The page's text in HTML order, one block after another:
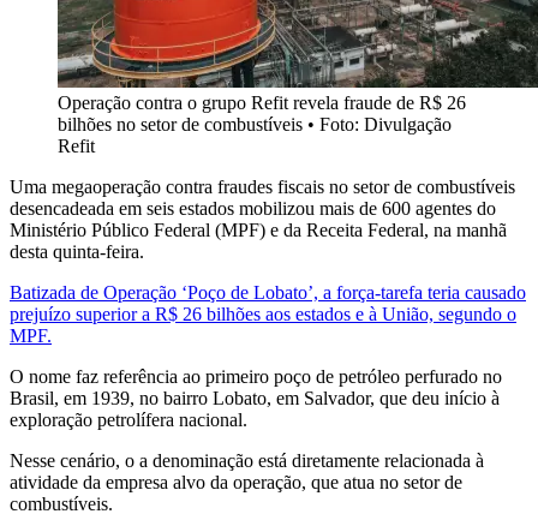
Operação contra o grupo Refit revela fraude de R$ 26
bilhões no setor de combustíveis • Foto: Divulgação
Refit
Uma megaoperação contra fraudes fiscais no setor de combustíveis
desencadeada em seis estados mobilizou mais de 600 agentes do
Ministério Público Federal (MPF) e da Receita Federal, na manhã
desta quinta-feira.
Batizada de Operação ‘Poço de Lobato’, a força-tarefa teria causado
prejuízo superior a R$ 26 bilhões aos estados e à União, segundo o
MPF.
O nome faz referência ao primeiro poço de petróleo perfurado no
Brasil, em 1939, no bairro Lobato, em Salvador, que deu início à
exploração petrolífera nacional.
Nesse cenário, o a denominação está diretamente relacionada à
atividade da empresa alvo da operação, que atua no setor de
combustíveis.